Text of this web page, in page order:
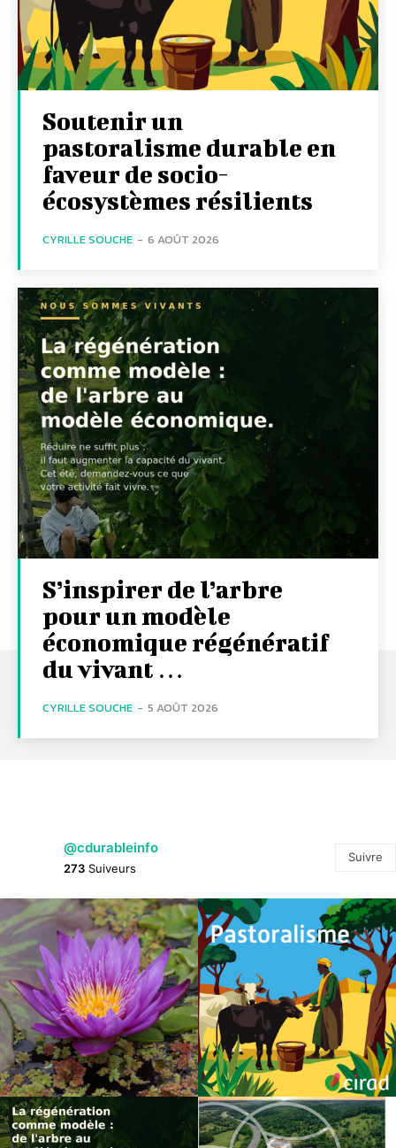
Soutenir un
pastoralisme durable en
faveur de socio-
écosystèmes résilients
CYRILLE SOUCHE - 6 AOÛT 2026
S’inspirer de l’arbre
pour un modèle
économique régénératif
du vivant …
CYRILLE SOUCHE - 5 AOÛT 2026
@cdurableinfo
273 Suiveurs
Suivre